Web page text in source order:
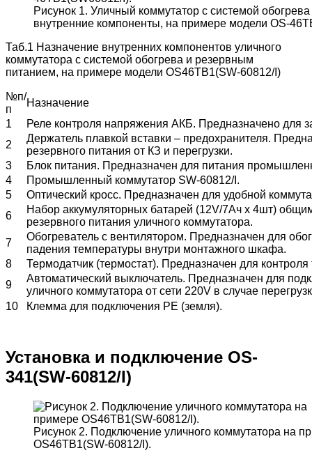
Рисунок 1. Уличный коммутатор c системой
внутренние компоненты, на примере модели OS-
Таб.1 Назначение внутренних компонентов уличного
коммутатора с системой обогрева и резервным
питанием, на примере модели OS46TB1(SW-60812/I)
№п/
п
Назначение
1
Реле контроля напряжения АКБ. Предназначено для
2
Держатель плавкой вставки – предохранителя.
резервного питания от КЗ и перегрузки.
3
Блок питания. Предназначен для питания
4
Промышленный коммутатор SW-60812/I.
5
Оптический кросс. Предназначен для удобной
6
Набор аккумуляторных батарей (12V/7Aч х 4шт)
резервного питания уличного коммутатора.
7
Обогреватель с вентилятором. Предназначен для
падения температуры внутри монтажного шкафа.
8
Термодатчик (термостат). Предназначен для
9
Автоматический выключатель. Предназначен для
уличного коммутатора от сети 220V в случае
10
Клемма для подключения PE (земля).
Установка и подключение OS-
341(SW-60812/I)
Рисунок 2. Подключение уличного коммутатора на
OS46TB1(SW-60812/I).